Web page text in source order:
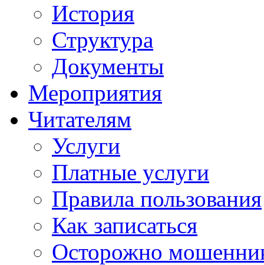
История
Структура
Документы
Мероприятия
Читателям
Услуги
Платные услуги
Правила пользования
Как записаться
Осторожно